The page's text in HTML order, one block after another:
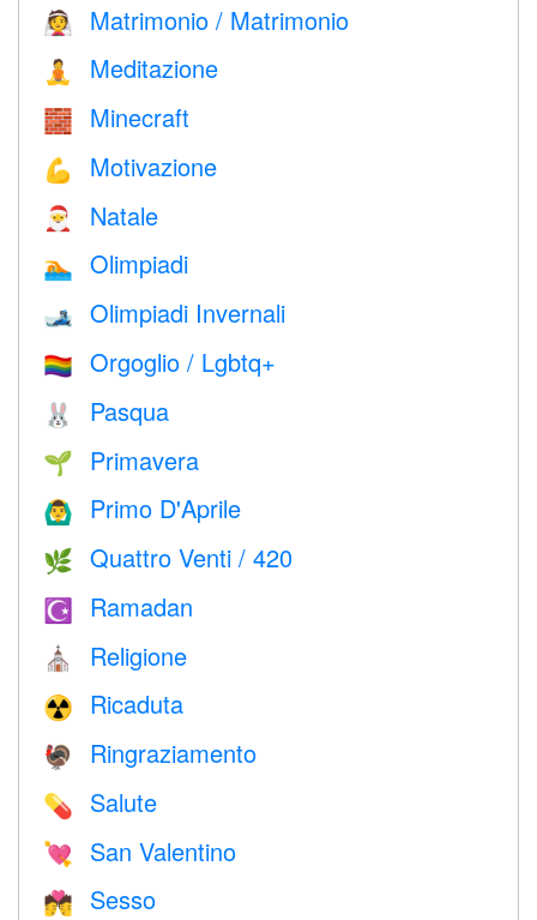
👰 Matrimonio / Matrimonio
🧘 Meditazione
🧱 Minecraft
💪 Motivazione
🎅 Natale
🏊 Olimpiadi
🎿 Olimpiadi Invernali
🏳️‍🌈 Orgoglio / Lgbtq+
🐰 Pasqua
🌱 Primavera
🙆‍♂️ Primo D'Aprile
🌿 Quattro Venti / 420
☪️ Ramadan
⛪️ Religione
☢️ Ricaduta
🦃 Ringraziamento
💊 Salute
💘 San Valentino
💏 Sesso